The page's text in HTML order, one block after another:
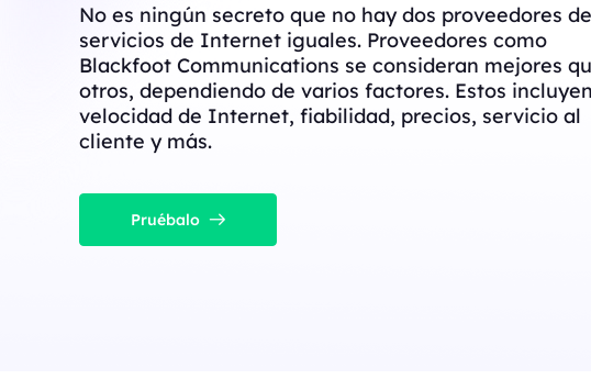
No es ningún secreto que no hay dos proveedores de
servicios de Internet iguales. Proveedores como
Blackfoot Communications se consideran mejores
otros, dependiendo de varios factores. Estos incluyen
velocidad de Internet, fiabilidad, precios, servicio al
cliente y más.
Pruébalo